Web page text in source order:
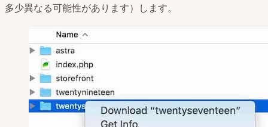
多少異なる可能性があります）します。